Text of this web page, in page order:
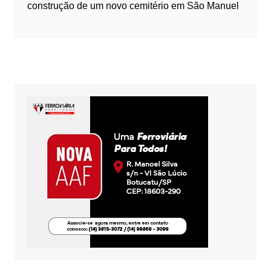
construção de um novo cemitério em São Manuel